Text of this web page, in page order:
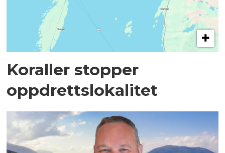
Koraller stopper
oppdrettslokalitet